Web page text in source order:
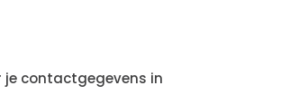
je contactgegevens in